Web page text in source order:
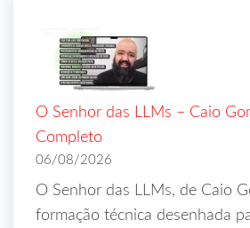
O Senhor das LLMs – Caio
Completo
06/08/2026
O Senhor das LLMs, de Caio
formação técnica desenhada